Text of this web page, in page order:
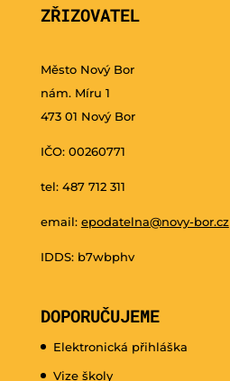
ZŘIZOVATEL
Město Nový Bor
nám. Míru 1
473 01 Nový Bor
IČO: 00260771
tel: 487 712 311
email: epodatelna@novy-bor.cz
IDDS: b7wbphv
DOPORUČUJEME
Elektronická přihláška
Vize školy